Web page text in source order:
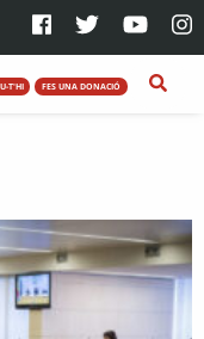
T'HI FES UNA DONACIÓ